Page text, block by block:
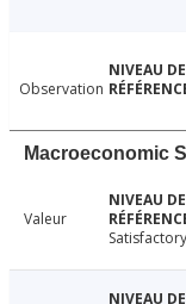
Observation
Macroeconomic
Valeur
Satisfactory